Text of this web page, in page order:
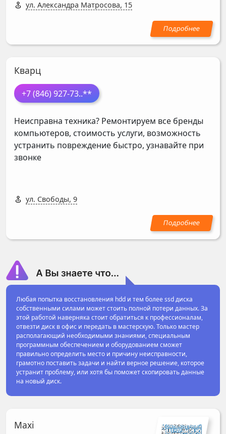
ул. Александра Матросова, 15
Кварц
+7 (846) 927-73..**
Неисправна техника? Ремонтируем все бренды
компьютеров, стоимость услуги, возможность
устранить повреждение быстро, узнавайте при
звонке
ул. Свободы, 9
Любая попытка восстановления hdd и тем более ssd диска
собственными силами может стоить полной потери данных. За
этой работой наверняка стоит обратиться к профессионалам,
отвезти диск в офис и передать в мастерскую. Только мастер
располагающий необходимыми знаниями, специальным
программным обеспечением и оборудованием сможет
правильно определить место и причину неисправности,
грамотно поставить задачи и найти верное решение, которое
устранит проблему, или хотя бы поможет скопировать данные
на новый диск.
Maxi